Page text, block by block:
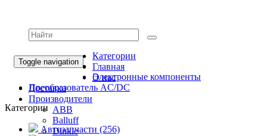
Toggle navigation
Категории
Главная
О нас
Доставка
Производители
ABB
Balluff
Dinkle
Электронные компоненты
Преобразователь AC/DC
Категории
Автозапчасти (256)